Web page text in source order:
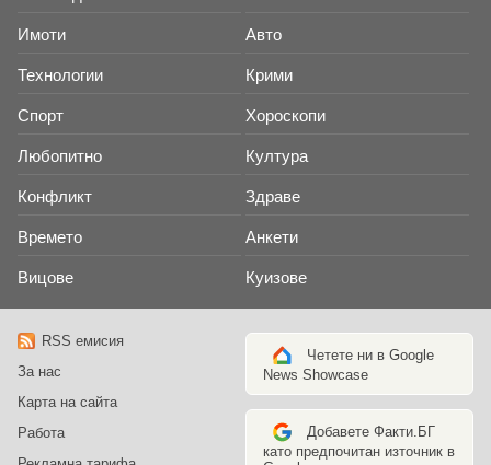
Имоти Авто
Технологии Крими
Спорт Хороскопи
Любопитно Култура
Конфликт Здраве
Времето Анкети
Вицове Куизове
RSS емисия
За нас
Карта на сайта
Работа
Четете ни в Google
News Showcase
Добавете Факти.БГ
като предпочитан източник в